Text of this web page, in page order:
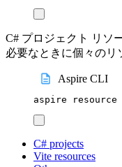
C# プロジェクト リソ
必要なときに個々のリ
Aspire CLI
aspire resource
C# projects
Vite resources